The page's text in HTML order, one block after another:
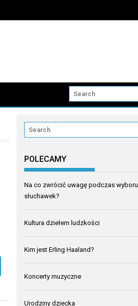
POLECAMY
Na co zwrócić uwagę podczas wyboru
słuchawek?
Kultura dziełem ludzkości
Kim jest Erling Haaland?
Koncerty muzyczne
Urodziny dziecka